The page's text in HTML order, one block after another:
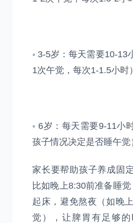
◦ 3-5岁：每天需要10-13
1次午觉，每次1-1.5小时
◦ 6岁：每天需要9-11小
孩子情况决定是否睡午觉
家长要帮助孩子养成固
比如晚上8:30前准备睡
起床，避免熬夜（如晚
觉），让脾胃有足够